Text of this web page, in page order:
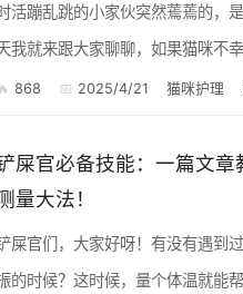
活蹦乱跳的小家伙突然蔫蔫的，
我就来跟大家聊聊，如果猫咪不
些什么基础护理，让猫主子能更
868 2025/4/21 猫咪护理
屎官必备技能：一篇文章
量大法！
屎官们，大家好呀！有没有遇到
的时候？这时候，量个体温就能